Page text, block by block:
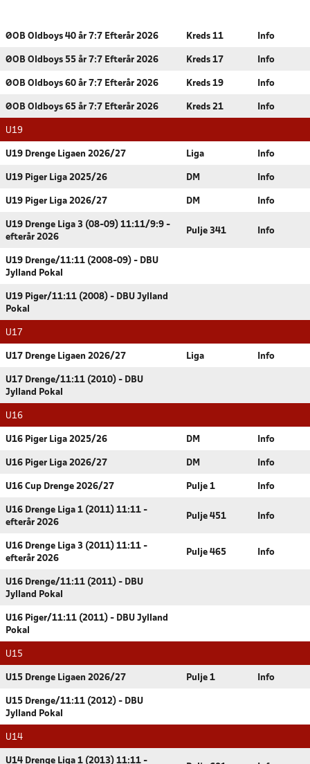
ØOB Oldboys 40 år 7:7 Efterår 2026 Kreds 11 Info
ØOB Oldboys 55 år 7:7 Efterår 2026 Kreds 17 Info
ØOB Oldboys 60 år 7:7 Efterår 2026 Kreds 19 Info
ØOB Oldboys 65 år 7:7 Efterår 2026 Kreds 21 Info
U19
U19 Drenge Ligaen 2026/27 Liga Info
U19 Piger Liga 2025/26 DM Info
U19 Piger Liga 2026/27 DM Info
U19 Drenge Liga 3 (08-09) 11:11/9:9 -
efterår 2026
Pulje 341 Info
U19 Drenge/11:11 (2008-09) - DBU
Jylland Pokal
U19 Piger/11:11 (2008) - DBU Jylland
Pokal
U17
U17 Drenge Ligaen 2026/27 Liga Info
U17 Drenge/11:11 (2010) - DBU
Jylland Pokal
U16
U16 Piger Liga 2025/26 DM Info
U16 Piger Liga 2026/27 DM Info
U16 Cup Drenge 2026/27 Pulje 1 Info
U16 Drenge Liga 1 (2011) 11:11 -
efterår 2026
Pulje 451 Info
U16 Drenge Liga 3 (2011) 11:11 -
efterår 2026
Pulje 465 Info
U16 Drenge/11:11 (2011) - DBU
Jylland Pokal
U16 Piger/11:11 (2011) - DBU Jylland
Pokal
U15
U15 Drenge Ligaen 2026/27 Pulje 1 Info
U15 Drenge/11:11 (2012) - DBU
Jylland Pokal
U14
U14 Drenge Liga 1 (2013) 11:11 -